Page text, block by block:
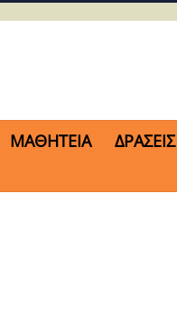
ΜΑΘΗΤΕΙΑ ΔΡΑΣΕΙΣ